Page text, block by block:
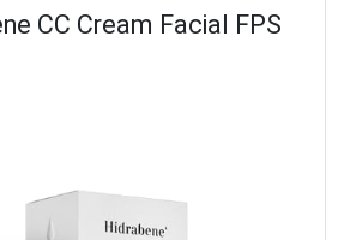
CC Cream Facial FPS